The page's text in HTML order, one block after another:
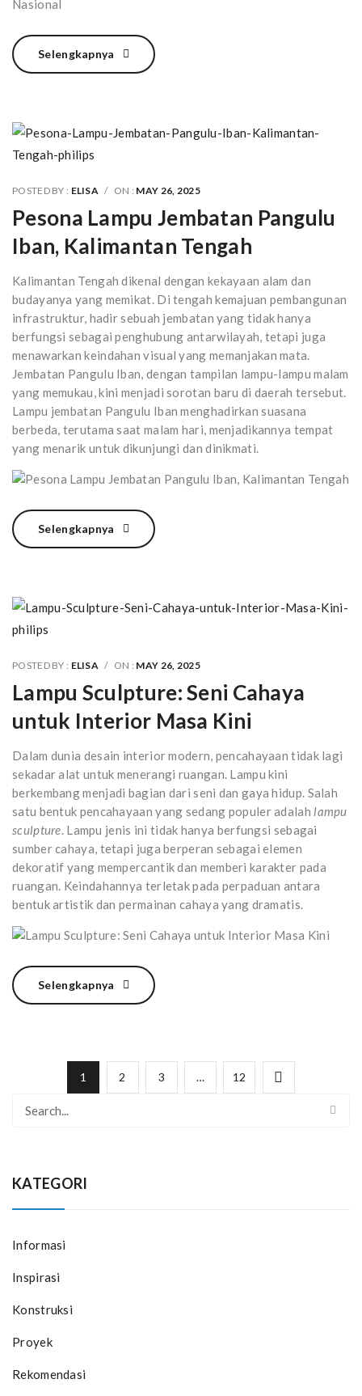
Selengkapnya
POSTED BY : ELISA / ON : MAY 26, 2025
Pesona Lampu Jembatan Pangulu
Iban, Kalimantan Tengah
Kalimantan Tengah dikenal dengan kekayaan alam dan
budayanya yang memikat. Di tengah kemajuan pembangunan
infrastruktur, hadir sebuah jembatan yang tidak hanya
berfungsi sebagai penghubung antarwilayah, tetapi juga
menawarkan keindahan visual yang memanjakan mata.
Jembatan Pangulu Iban, dengan tampilan lampu-lampu malam
yang memukau, kini menjadi sorotan baru di daerah tersebut.
Lampu jembatan Pangulu Iban menghadirkan suasana
berbeda, terutama saat malam hari, menjadikannya tempat
yang menarik untuk dikunjungi dan dinikmati.
Selengkapnya
POSTED BY : ELISA / ON : MAY 26, 2025
Lampu Sculpture: Seni Cahaya
untuk Interior Masa Kini
Dalam dunia desain interior modern, pencahayaan tidak lagi
sekadar alat untuk menerangi ruangan. Lampu kini
berkembang menjadi bagian dari seni dan gaya hidup. Salah
satu bentuk pencahayaan yang sedang populer adalah lampu
sculpture. Lampu jenis ini tidak hanya berfungsi sebagai
sumber cahaya, tetapi juga berperan sebagai elemen
dekoratif yang mempercantik dan memberi karakter pada
ruangan. Keindahannya terletak pada perpaduan antara
bentuk artistik dan permainan cahaya yang dramatis.
Selengkapnya
1 2 3 … 12
KATEGORI
Informasi
Inspirasi
Konstruksi
Proyek
Rekomendasi